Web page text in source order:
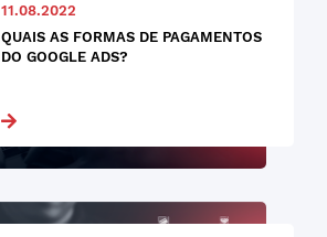
11.08.2022
QUAIS AS FORMAS DE PAGAMENTOS
DO GOOGLE ADS?